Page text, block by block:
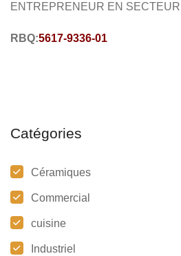
ENTREPRENEUR EN
RBQ:5617-9336-01
Catégories
Céramiques
Commercial
cuisine
Industriel